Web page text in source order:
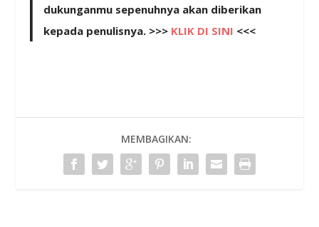
dukunganmu sepenuhnya akan diberikan
kepada penulisnya. >>> KLIK DI SINI <<<
MEMBAGIKAN: